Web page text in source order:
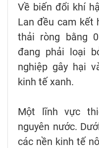
Về biến đổi khí
Lan đều cam kết
thải ròng bằng
đang phải loại
nghiệp gây hại
kinh tế xanh.
Một lĩnh vực
nguyên nước.
các nền kinh tế